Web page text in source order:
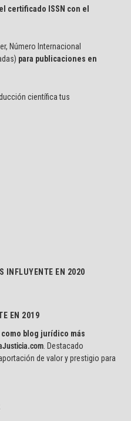
certificado ISSN con el
Número Internacional
para publicaciones en
científica tus
INFLUYENTE EN 2020
EN 2019
blog jurídico más
. Destacado
de valor y prestigio para